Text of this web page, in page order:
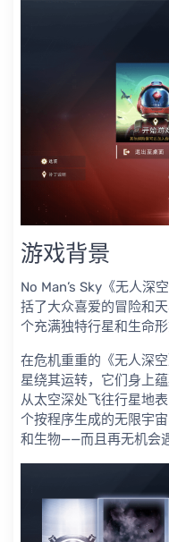
游戏背景
No Man’s Sky《无人深
括了大众喜爱的冒险和
个充满独特行星和生命形
在危机重重的《无人深
星绕其运转，它们身上
从太空深处飞往行星地
个按程序生成的无限宇
和生物——而且再无机会